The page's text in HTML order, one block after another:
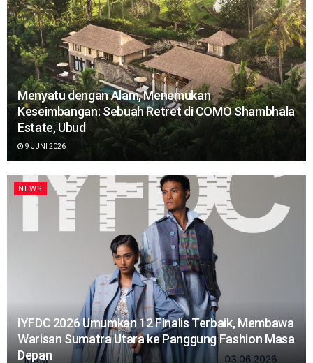
Menyatu dengan Alam, Menemukan
Keseimbangan: Sebuah Retret di COMO Shambhala
Estate, Ubud
9 JUNI 2026
NEWS
IYFDC 2026 Umumkan 12 Finalis Terbaik, Membawa
Warisan Sumatra Utara ke Panggung Fashion Masa
Depan